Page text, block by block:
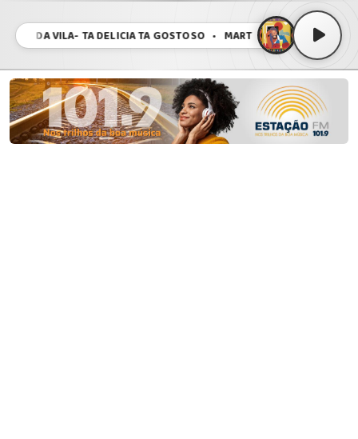
DA VILA- TA DELICIA TA GOSTOSO • MARTINHO DA VILA- TA